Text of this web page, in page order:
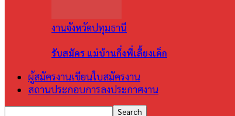
งานจังหวัดปทุมธานี
รับสมัคร แม่บ้านกึ่งพี่เลี้ยงเด็ก
ผู้สมัครงานเขียนใบสมัครงาน
สถานประกอบการลงประกาศงาน